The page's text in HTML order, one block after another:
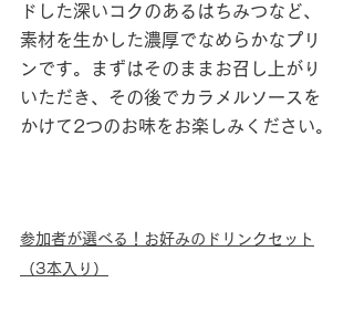
ドした深いコクのあるはちみつなど、
素材を生かした濃厚でなめらかなプリ
ンです。まずはそのままお召し上がり
いただき、その後でカラメルソースを
かけて2つのお味をお楽しみください。
参加者が選べる！お好みのドリンクセット
（3本入り）